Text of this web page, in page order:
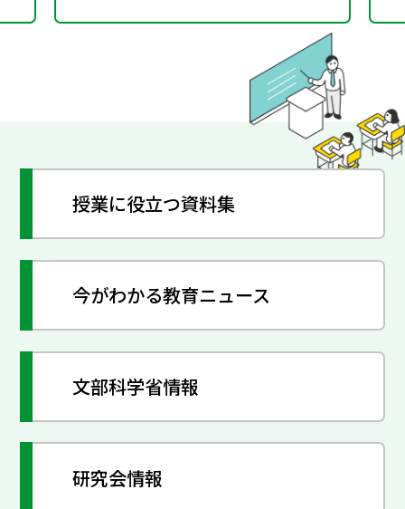
授業に役立つ資料集
今がわかる教育ニュース
文部科学省情報
研究会情報